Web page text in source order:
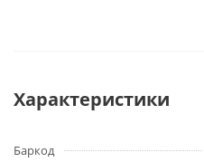
Характеристики
Баркод